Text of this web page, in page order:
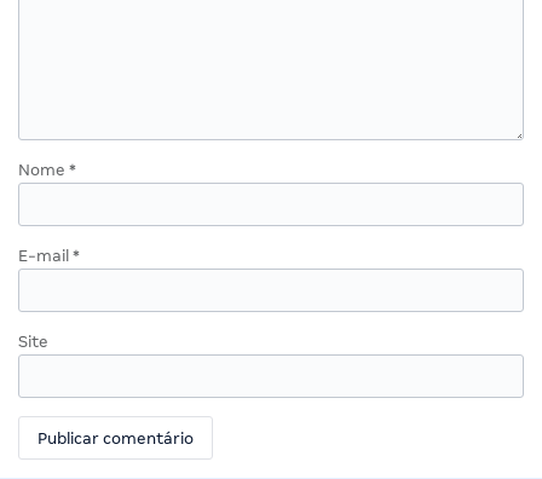
Nome *
E-mail *
Site